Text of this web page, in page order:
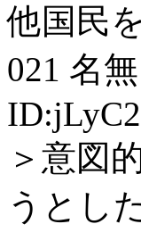
他国民
021 名
＞意図
うとし